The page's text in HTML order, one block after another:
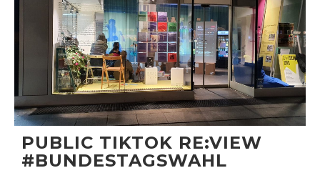
PUBLIC TIKTOK RE:VIEW
#BUNDESTAGSWAHL